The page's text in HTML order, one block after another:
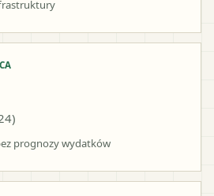
prognozy wydatków